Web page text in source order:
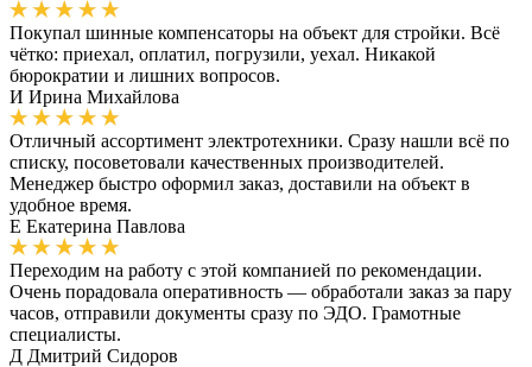
Покупал шинные компенсаторы на объект для стройки. Всё
чётко: приехал, оплатил, погрузили, уехал. Никакой
бюрократии и лишних вопросов.
И Ирина Михайлова
Отличный ассортимент электротехники. Сразу нашли всё по
списку, посоветовали качественных производителей.
Менеджер быстро оформил заказ, доставили на объект в
удобное время.
Е Екатерина Павлова
Переходим на работу с этой компанией по рекомендации.
Очень порадовала оперативность — обработали заказ за пару
часов, отправили документы сразу по ЭДО. Грамотные
специалисты.
Д Дмитрий Сидоров